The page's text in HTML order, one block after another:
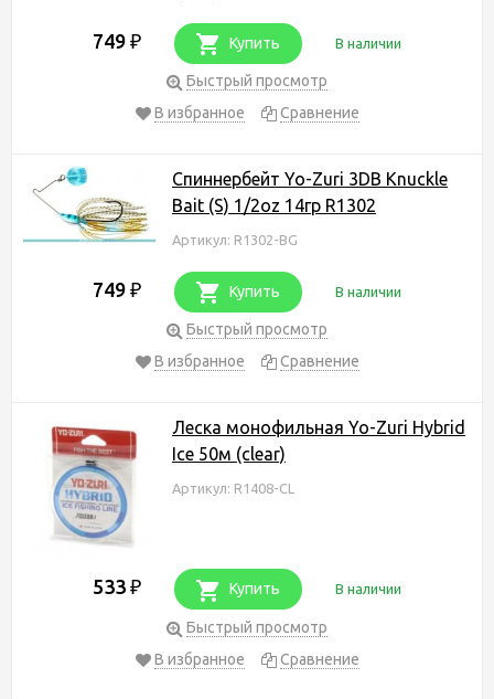
749 ₽ Купить В наличии
Быстрый просмотр
В избранное
Сравнение
Спиннербейт Yo-Zuri 3DB Knuckle
Bait (S) 1/2oz 14гр R1302
Артикул: R1302-BG
749 ₽ Купить В наличии
Быстрый просмотр
В избранное
Сравнение
Леска монофильная Yo-Zuri Hybrid
Ice 50м (clear)
Артикул: R1408-CL
533 ₽ Купить В наличии
Быстрый просмотр
В избранное
Сравнение